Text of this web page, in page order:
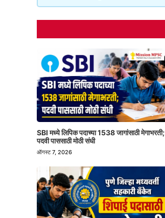
SBI मध्ये लिपिक पदाच्या 1538 जागांसाठी मेगाभरती;
पदवी पाससाठी मोठी संधी
ऑगस्ट 7, 2026